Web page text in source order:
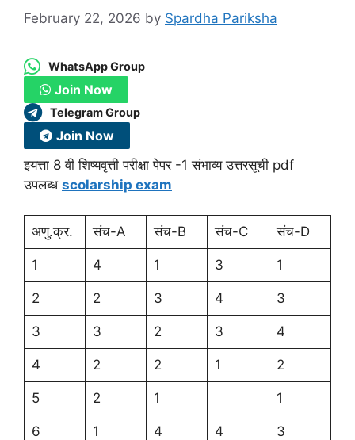
February 22, 2026 by Spardha Pariksha
WhatsApp Group
Join Now
Telegram Group
Join Now
इयत्ता 8 वी शिष्यवृत्ती परीक्षा पेपर -1 संभाव्य उत्तरसूची pdf
उपलब्ध scolarship exam
अणु.क्र. संच-A संच-B संच-C संच-D
1 4 1 3 1
2 2 3 4 3
3 3 2 3 4
4 2 2 1 2
5 2 1 1
6 1 4 4 3